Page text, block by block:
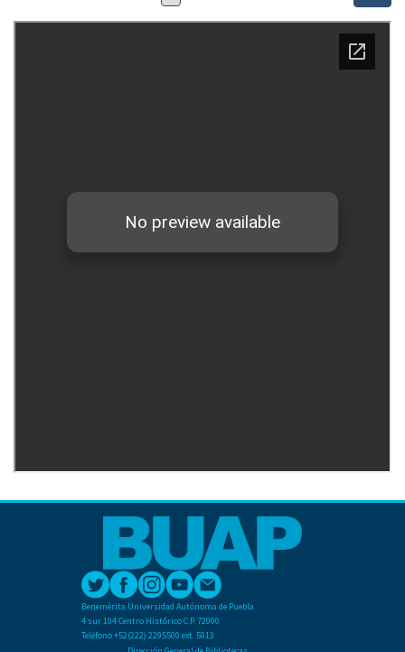
Benemérita Universidad Autónoma de Puebla
4 sur 104 Centro Histórico C.P. 72000
Teléfono +52(222) 2295500 ext. 5013